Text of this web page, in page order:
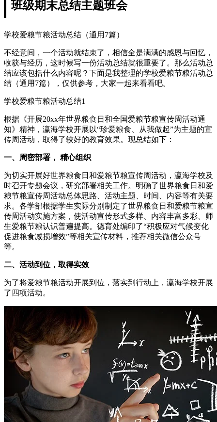
班级期末总结主题班会
学校爱粮节粮活动总结（通用7篇）
不经意间，一个活动就结束了，相信全是满满的感恩与回忆，
收获与经历，这时候写一份活动总结就很重要了。那么活动总
结应该包括什么内容呢？下面是我整理的学校爱粮节粮活动总
结（通用7篇），仅供参考，大家一起来看看吧。
学校爱粮节粮活动总结1
根据《开展20xx年世界粮食日和全国爱粮节粮宣传周活动通
知》精神，瀛海学校开展以“珍爱粮食、从我做起”为主题的宣
传周活动，取得了较好的教育效果。现总结如下：
一、周密部署， 精心组织
为切实开展好世界粮食日和爱粮节粮宣传周活动，瀛海学校及
时召开专题会议，研究部署相关工作。明确了世界粮食日和爱
粮节粮宣传周活动总体思路、活动主题、时间、内容等有关要
求。各学部根据学生实际分别制定了世界粮食日和爱粮节粮宣
传周活动实施方案，使活动宣传形式多样、内容丰富多彩、师
生爱粮节粮认识普遍提高。德育处编印了“积极应对气候变化
促进粮食减损增效”等相关宣传材料，推荐相关微信公众号
等。
二、活动到位，取得实效
为了将爱粮节粮活动开展到位，落实到行动上，瀛海学校开展
了四项活动。